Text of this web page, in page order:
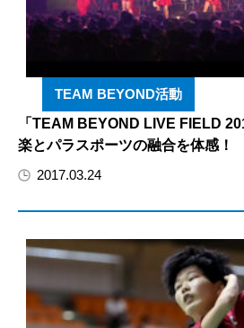
TEAM BEYOND活動
「TEAM BEYOND LIVE FIELD
楽とパラスポーツの融合を体感！
2017.03.24